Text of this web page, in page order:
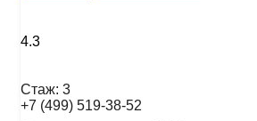
4.3
Стаж: 3
+7 (499) 519-38-52